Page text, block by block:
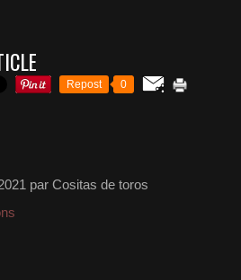
Repost 0
par Cositas de toros